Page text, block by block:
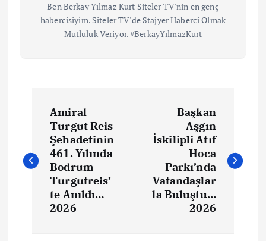
Ben Berkay Yılmaz Kurt Siteler TV'nin en genç
habercisiyim. Siteler TV'de Stajyer Haberci Olmak
Mutluluk Veriyor. #BerkayYılmazKurt
Amiral
Turgut Reis
Şehadetinin
461. Yılında
Bodrum
Turgutreis’
te Anıldı…
2026
Başkan
Aşgın
İskilipli Atıf
Hoca
Parkı’nda
Vatandaşlar
la Buluştu…
2026